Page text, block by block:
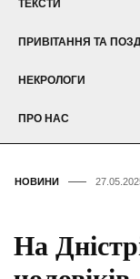
ТЕКСТИ
ПРИВІТАННЯ ТА
НЕКРОЛОГИ
ПРО НАС
НОВИНИ
На